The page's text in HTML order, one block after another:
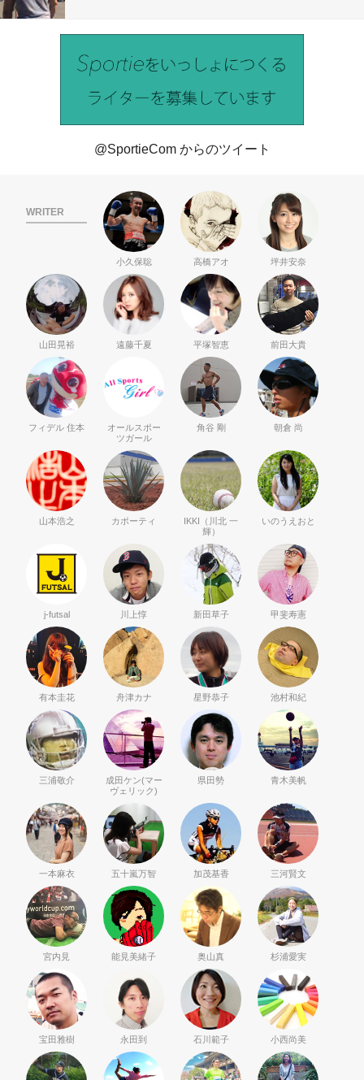
@SportieCom からのツイート
WRITER
小久保聡 高橋アオ 坪井安奈
山田晃裕 遠藤千夏 平塚智恵 前田大貴
フィデル 住本
オールスポー
ツガール
角谷 剛 朝倉 尚
山本浩之 カポーティ
IKKI（川北 一
輝）
いのうえおと
j-futsal 川上惇 新田草子 甲斐寿憲
有本圭花 舟津カナ 星野恭子 池村和紀
三浦敬介
成田ケン(マー
ヴェリック)
県田勢 青木美帆
一本麻衣 五十嵐万智 加茂基香 三河賢文
宮内見 能見美緒子 奥山真 杉浦愛実
宝田雅樹 永田到 石川範子 小西尚美